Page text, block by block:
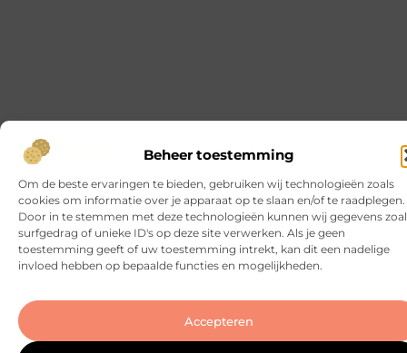
Beheer toestemming
Om de beste ervaringen te bieden, gebruiken wij technologieën zoals
cookies om informatie over je apparaat op te slaan en/of te raadplegen.
Door in te stemmen met deze technologieën kunnen wij gegevens
surfgedrag of unieke ID's op deze site verwerken. Als je geen
toestemming geeft of uw toestemming intrekt, kan dit een nadelige
invloed hebben op bepaalde functies en mogelijkheden.
Accepteren